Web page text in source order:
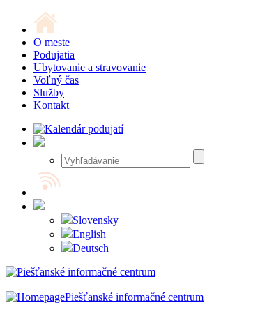
O meste
Podujatia
Ubytovanie a stravovanie
Voľný čas
Služby
Kontakt
Slovensky
English
Deutsch
Piešťanské informačné centrum